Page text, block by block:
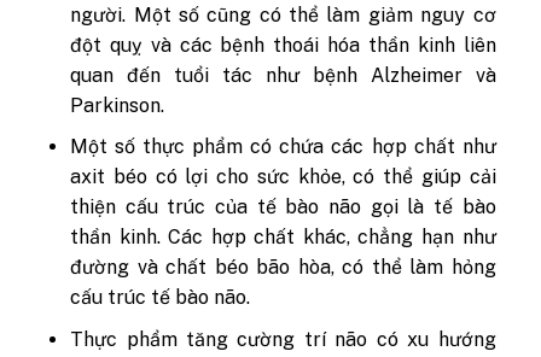
người. Một số cũng có thể làm giảm nguy cơ
đột quỵ và các bệnh thoái hóa thần kinh liên
quan đến tuổi tác như bệnh Alzheimer và
Parkinson.
Một số thực phẩm có chứa các hợp chất như
axit béo có lợi cho sức khỏe, có thể giúp cải
thiện cấu trúc của tế bào não gọi là tế bào
thần kinh. Các hợp chất khác, chẳng hạn như
đường và chất béo bão hòa, có thể làm hỏng
cấu trúc tế bào não.
Thực phẩm tăng cường trí não có xu hướng